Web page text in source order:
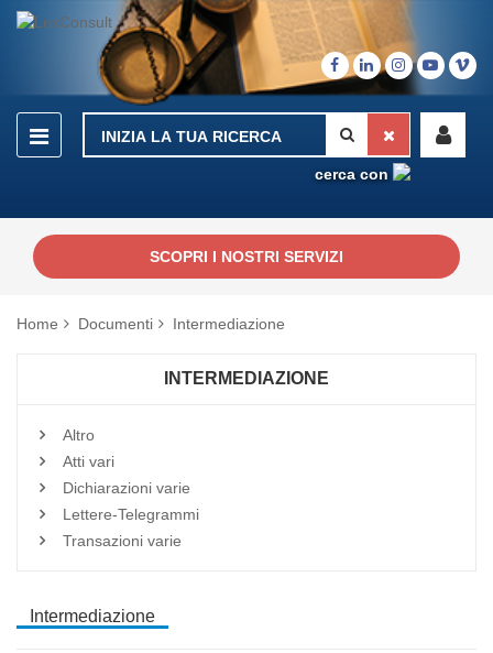
cerca con
SCOPRI I NOSTRI SERVIZI
Home Documenti Intermediazione
INTERMEDIAZIONE
Altro
Atti vari
Dichiarazioni varie
Lettere-Telegrammi
Transazioni varie
Intermediazione